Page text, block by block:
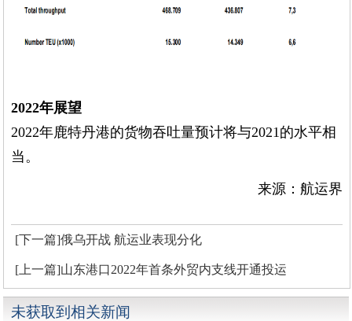
2022年展望
2022年鹿特丹港的货物吞吐量预计将与2021的水平相
当。
来源：航运界
[下一篇]俄乌开战 航运业表现分化
[上一篇]山东港口2022年首条外贸内支线开通投运
未获取到相关新闻